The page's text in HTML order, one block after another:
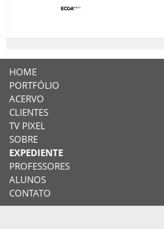
HOME
PORTFÓLIO
ACERVO
CLIENTES
TV PIXEL
SOBRE
EXPEDIENTE
PROFESSORES
ALUNOS
CONTATO